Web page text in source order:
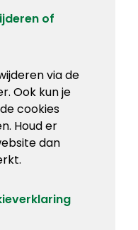
of
via de
Ook kun je
cookies
Houd er
dan